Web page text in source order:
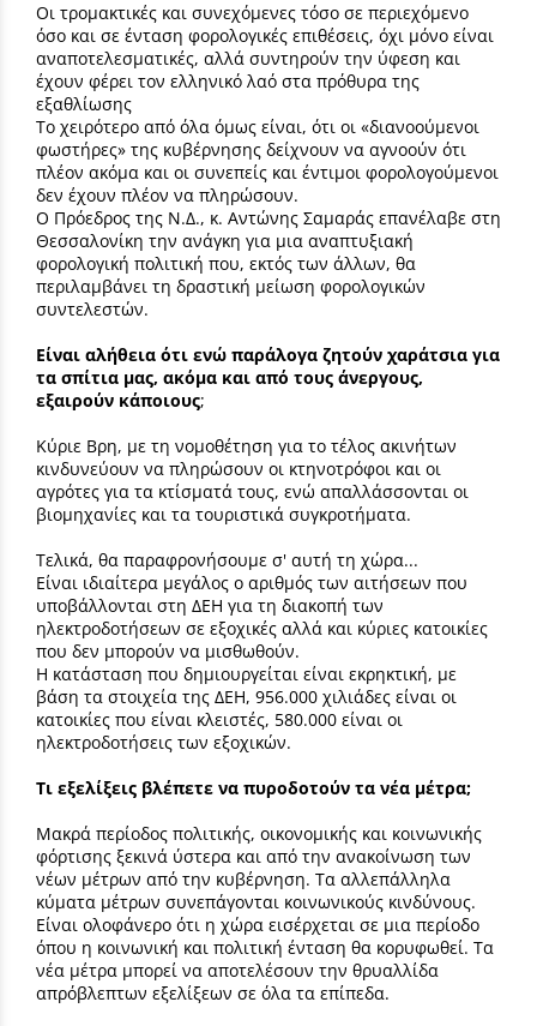
Οι τρομακτικές και συνεχόμενες τόσο σε περιεχόμενο
όσο και σε ένταση φορολογικές επιθέσεις, όχι μόνο είναι
αναποτελεσματικές, αλλά συντηρούν την ύφεση και
έχουν φέρει τον ελληνικό λαό στα πρόθυρα της
εξαθλίωσης
Το χειρότερο από όλα όμως είναι, ότι οι «διανοούμενοι
φωστήρες» της κυβέρνησης δείχνουν να αγνοούν ότι
πλέον ακόμα και οι συνεπείς και έντιμοι φορολογούμενοι
δεν έχουν πλέον να πληρώσουν.
Ο Πρόεδρος της Ν.Δ., κ. Αντώνης Σαμαράς επανέλαβε στη
Θεσσαλονίκη την ανάγκη για μια αναπτυξιακή
φορολογική πολιτική που, εκτός των άλλων, θα
περιλαμβάνει τη δραστική μείωση φορολογικών
συντελεστών.
Είναι αλήθεια ότι ενώ παράλογα ζητούν χαράτσια για
τα σπίτια μας, ακόμα και από τους άνεργους,
εξαιρούν κάποιους;
Κύριε Βρη, με τη νομοθέτηση για το τέλος ακινήτων
κινδυνεύουν να πληρώσουν οι κτηνοτρόφοι και οι
αγρότες για τα κτίσματά τους, ενώ απαλλάσσονται οι
βιομηχανίες και τα τουριστικά συγκροτήματα.
Τελικά, θα παραφρονήσουμε σ' αυτή τη χώρα...
Είναι ιδιαίτερα μεγάλος ο αριθμός των αιτήσεων που
υποβάλλονται στη ΔΕΗ για τη διακοπή των
ηλεκτροδοτήσεων σε εξοχικές αλλά και κύριες κατοικίες
που δεν μπορούν να μισθωθούν.
Η κατάσταση που δημιουργείται είναι εκρηκτική, με
βάση τα στοιχεία της ΔΕΗ, 956.000 χιλιάδες είναι οι
κατοικίες που είναι κλειστές, 580.000 είναι οι
ηλεκτροδοτήσεις των εξοχικών.
Τι εξελίξεις βλέπετε να πυροδοτούν τα νέα μέτρα;
Μακρά περίοδος πολιτικής, οικονομικής και κοινωνικής
φόρτισης ξεκινά ύστερα και από την ανακοίνωση των
νέων μέτρων από την κυβέρνηση. Τα αλλεπάλληλα
κύματα μέτρων συνεπάγονται κοινωνικούς κινδύνους.
Είναι ολοφάνερο ότι η χώρα εισέρχεται σε μια περίοδο
όπου η κοινωνική και πολιτική ένταση θα κορυφωθεί. Τα
νέα μέτρα μπορεί να αποτελέσουν την θρυαλλίδα
απρόβλεπτων εξελίξεων σε όλα τα επίπεδα.